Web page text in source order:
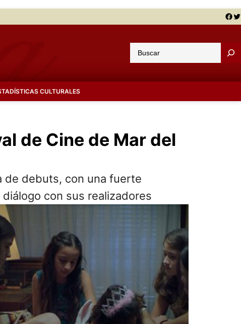
Facebook Twitter
u
a
CULTURALES
de Cine de Mar del
de debuts, con una fuerte
con sus realizadores